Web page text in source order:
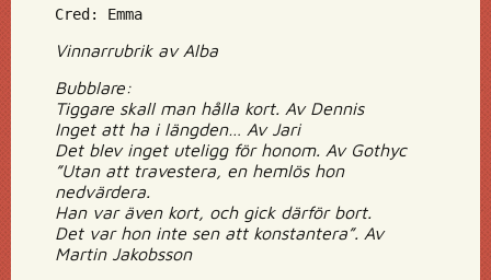
Cred: Emma
Vinnarrubrik av Alba
Bubblare:
Tiggare skall man hålla kort. Av Dennis
Inget att ha i längden… Av Jari
Det blev inget uteligg för honom. Av Gothyc
”Utan att travestera, en hemlös hon
nedvärdera.
Han var även kort, och gick därför bort.
Det var hon inte sen att konstantera”. Av
Martin Jakobsson